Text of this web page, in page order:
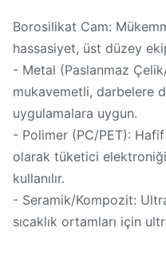
Borosilikat Cam:
hassasiyet, üst düzey
- Metal (Paslanmaz
mukavemetli, darbelere
uygulamalara uygun.
- Polimer (PC/PET):
olarak tüketici
kullanılır.
- Seramik/Kompozit:
sıcaklık ortamları için